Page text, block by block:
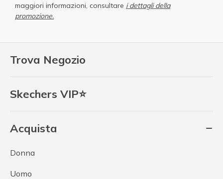
Trova Negozio
Skechers VIP⭐
Acquista
Donna
Uomo
maggiori informazioni, consultare i dettagli della
promozione.